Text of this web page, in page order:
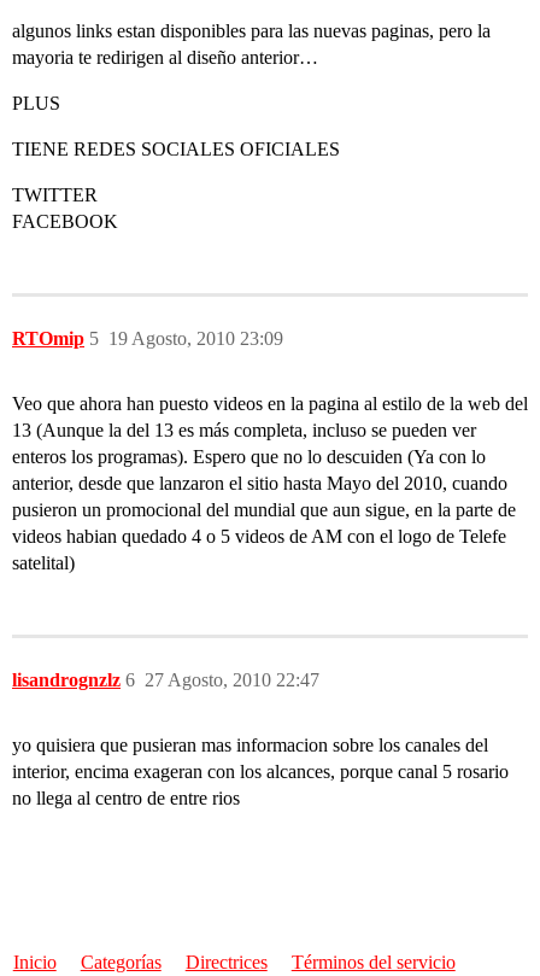
algunos links estan disponibles para las nuevas paginas, pero la
mayoria te redirigen al diseño anterior…
PLUS
TIENE REDES SOCIALES OFICIALES
TWITTER
FACEBOOK
RTOmip 19 Agosto, 2010 23:09
5
Veo que ahora han puesto videos en la pagina al estilo de la web del
13 (Aunque la del 13 es más completa, incluso se pueden ver
enteros los programas). Espero que no lo descuiden (Ya con lo
anterior, desde que lanzaron el sitio hasta Mayo del 2010, cuando
pusieron un promocional del mundial que aun sigue, en la parte de
videos habian quedado 4 o 5 videos de AM con el logo de Telefe
satelital)
lisandrognzlz 27 Agosto, 2010 22:47
6
yo quisiera que pusieran mas informacion sobre los canales del
interior, encima exageran con los alcances, porque canal 5 rosario
no llega al centro de entre rios
Inicio Categorías Directrices Términos del servicio